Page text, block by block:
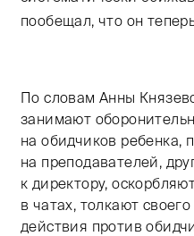
пообещал, что он
По словам Анны
занимают
на обидчиков ребенка,
на преподавателей,
к директору,
в чатах, толкают
действия против